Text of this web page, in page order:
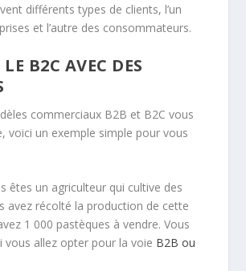
différents types de clients, l’un
et l’autre des consommateurs.
B2C AVEC DES
commerciaux B2B et B2C vous
voici un exemple simple pour vous
êtes un agriculteur qui cultive des
avez récolté la production de cette
1 000 pastèques à vendre. Vous
vous allez opter pour la voie B2B ou